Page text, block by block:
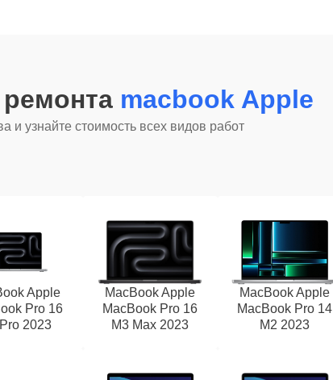
macbook Apple
и узнайте стоимость всех видов работ
Apple
Pro 16
2023
MacBook Apple
MacBook Pro 16
M3 Max 2023
MacBook Apple
MacBook Pro 14
M2 2023